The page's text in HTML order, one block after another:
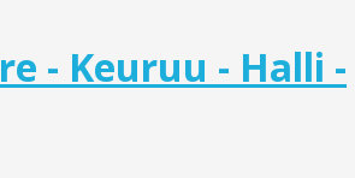
- Keuruu - Halli -